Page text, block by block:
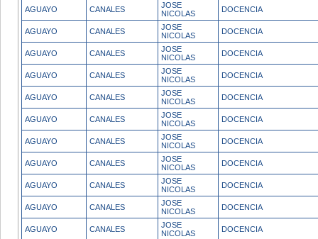
AGUAYO CANALES
JOSE
NICOLAS
DOCENCIA
AGUAYO CANALES
JOSE
NICOLAS
DOCENCIA
AGUAYO CANALES
JOSE
NICOLAS
DOCENCIA
AGUAYO CANALES
JOSE
NICOLAS
DOCENCIA
AGUAYO CANALES
JOSE
NICOLAS
DOCENCIA
AGUAYO CANALES
JOSE
NICOLAS
DOCENCIA
AGUAYO CANALES
JOSE
NICOLAS
DOCENCIA
AGUAYO CANALES
JOSE
NICOLAS
DOCENCIA
AGUAYO CANALES
JOSE
NICOLAS
DOCENCIA
AGUAYO CANALES
JOSE
NICOLAS
DOCENCIA
AGUAYO CANALES
JOSE
NICOLAS
DOCENCIA